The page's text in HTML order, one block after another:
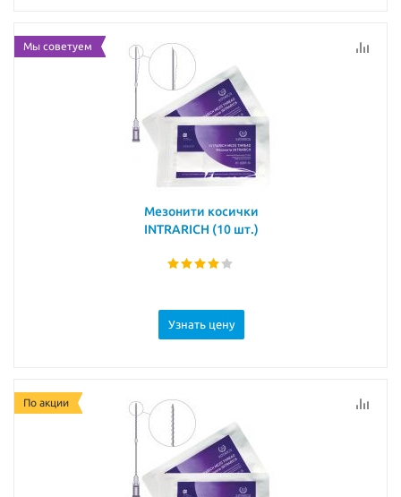
Мы советуем
Мезонити косички
INTRARICH (10 шт.)
Узнать цену
По акции